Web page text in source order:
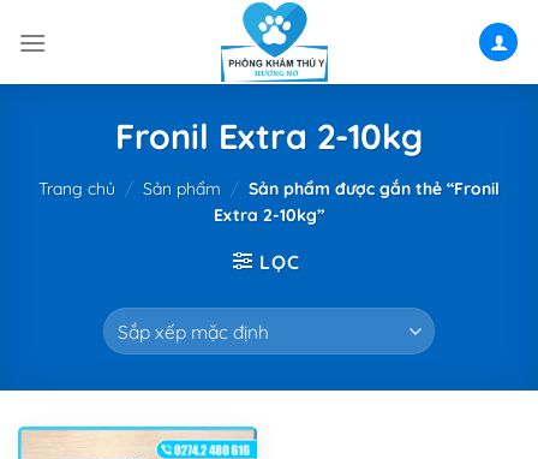
Fronil Extra 2-10kg
Trang chủ / Sản phẩm / Sản phẩm được gắn thẻ “Fronil
Extra 2-10kg”
LỌC